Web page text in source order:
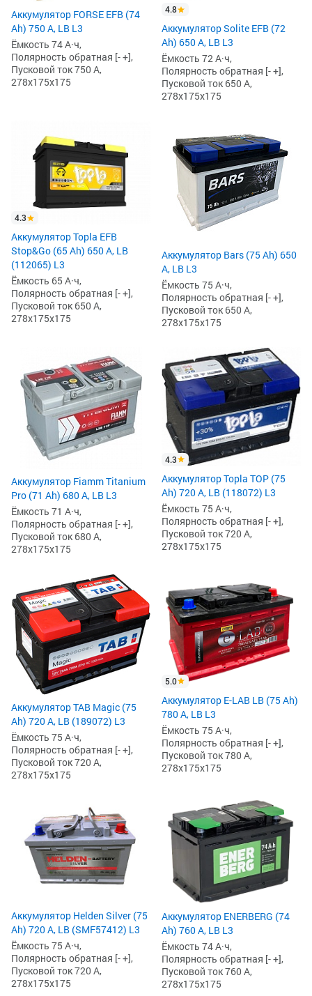
Аккумулятор FORSE EFB (74
Ah) 750 А, LB L3
Ёмкость 74 А·ч,
Полярность обратная [- +],
Пусковой ток 750 А,
278x175x175
4.8
Аккумулятор Solite EFB (72
Ah) 650 А, LB L3
Ёмкость 72 А·ч,
Полярность обратная [- +],
Пусковой ток 650 А,
278x175x175
4.3
Аккумулятор Topla EFB
Stop&Go (65 Ah) 650 А, LB
(112065) L3
Ёмкость 65 А·ч,
Полярность обратная [- +],
Пусковой ток 650 А,
278x175x175
Аккумулятор Bars (75 Ah) 650
А, LB L3
Ёмкость 75 А·ч,
Полярность обратная [- +],
Пусковой ток 650 А,
278x175x175
Аккумулятор Fiamm Titanium
Pro (71 Ah) 680 А, LB L3
Ёмкость 71 А·ч,
Полярность обратная [- +],
Пусковой ток 680 А,
278x175x175
4.3
Аккумулятор Topla TOP (75
Ah) 720 А, LB (118072) L3
Ёмкость 75 А·ч,
Полярность обратная [- +],
Пусковой ток 720 А,
278x175x175
Аккумулятор TAB Magic (75
Ah) 720 А, LB (189072) L3
Ёмкость 75 А·ч,
Полярность обратная [- +],
Пусковой ток 720 А,
278x175x175
5.0
Аккумулятор E-LAB LB (75 Ah)
780 А, LB L3
Ёмкость 75 А·ч,
Полярность обратная [- +],
Пусковой ток 780 А,
278x175x175
Аккумулятор Helden Silver (75
Ah) 720 А, LB (SMF57412) L3
Ёмкость 75 А·ч,
Полярность обратная [- +],
Пусковой ток 720 А,
278x175x175
Аккумулятор ENERBERG (74
Ah) 760 А, LB L3
Ёмкость 74 А·ч,
Полярность обратная [- +],
Пусковой ток 760 А,
278x175x175